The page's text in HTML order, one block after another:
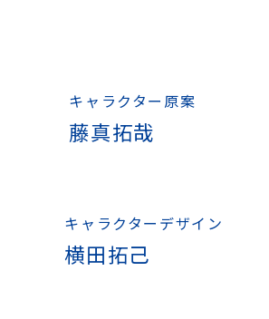
キャラクター原案
藤真拓哉
キャラクターデザイン
横田拓己